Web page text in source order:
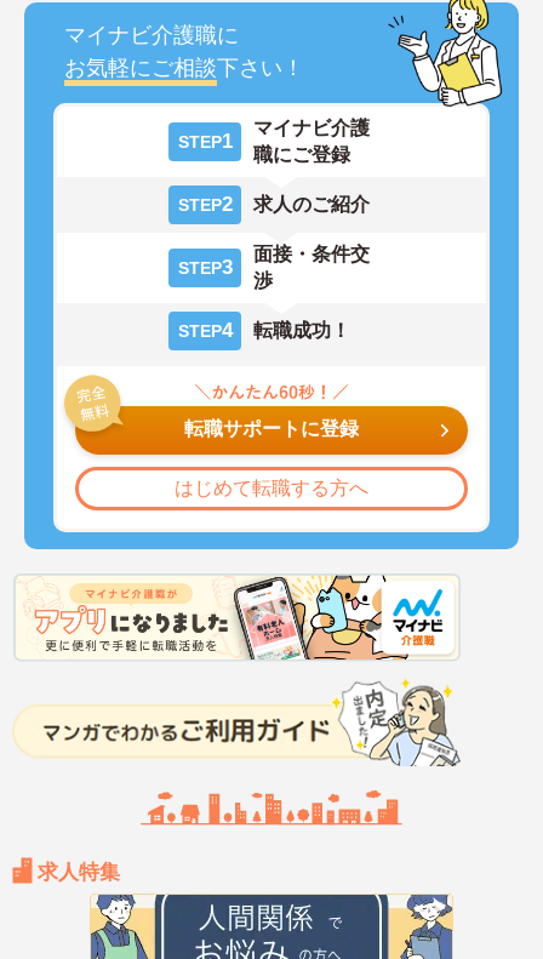
マイナビ介護職に
お気軽にご相談下さい！
STEP1
マイナビ介護
職にご登録
STEP2 求人のご紹介
STEP3
面接・条件交
渉
STEP4 転職成功！
転職サポートに登録
はじめて転職する方へ
求人特集